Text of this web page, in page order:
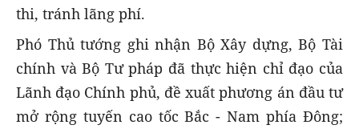
thi, tránh lãng phí.
Phó Thủ tướng ghi nhận Bộ Xây dựng, Bộ Tài
chính và Bộ Tư pháp đã thực hiện chỉ đạo của
Lãnh đạo Chính phủ, đề xuất phương án đầu tư
mở rộng tuyến cao tốc Bắc - Nam phía Đông;